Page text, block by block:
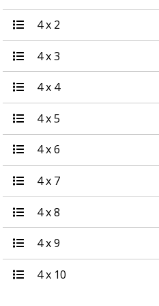
4 x 2
4 x 3
4 x 4
4 x 5
4 x 6
4 x 7
4 x 8
4 x 9
4 x 10